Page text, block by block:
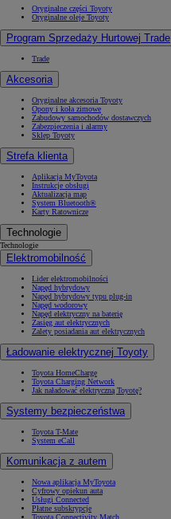
Oryginalne części Toyoty
Oryginalne oleje Toyoty
Program Sprzedaży Hurtowej Trade
Trade
Akcesoria
Oryginalne akcesoria Toyoty
Opony i koła zimowe
Zabudowy samochodów dostawczych
Zabezpieczenia i alarmy
Sklep Toyoty
Strefa klienta
Aplikacja MyToyota
Instrukcje obsługi
Aktualizacja map
System Bluetooth®
Karty Ratownicze
Technologie
Technologie
Elektromobilność
Lider elektromobilności
Napęd hybrydowy
Napęd hybrydowy typu plug-in
Napęd wodorowy
Napęd elektryczny na baterię
Zasięg aut elektrycznych
Zalety posiadania aut elektrycznych
Ładowanie elektrycznej Toyoty
Toyota HomeCharge
Toyota Charging Network
Jak naładować elektryczną Toyotę?
Systemy bezpieczeństwa
Toyota T-Mate
System eCall
Komunikacja z autem
Nowa aplikacja MyToyota
Cyfrowy opiekun auta
Usługi Connected
Płatne subskrypcje
Toyota Connectivity Match